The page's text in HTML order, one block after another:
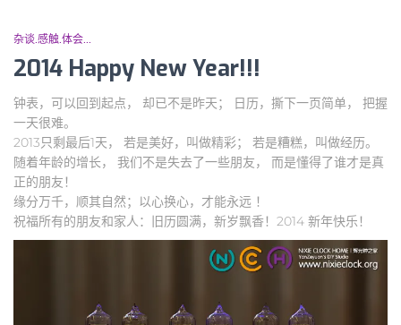
杂谈.感触.体会...
2014 Happy New Year!!!
钟表，可以回到起点， 却已不是昨天； 日历，撕下一页简单， 把握
一天很难。
2013只剩最后1天， 若是美好，叫做精彩； 若是糟糕，叫做经历。
随着年龄的增长， 我们不是失去了一些朋友， 而是懂得了谁才是真
正的朋友！
缘分万千，顺其自然；以心换心，才能永远 ！
祝福所有的朋友和家人：旧历圆满，新岁飘香！2014 新年快乐！